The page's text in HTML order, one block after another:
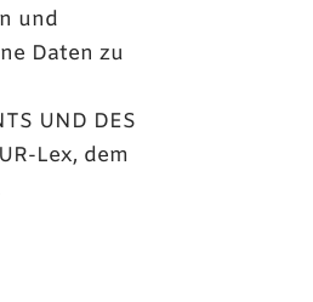
und
Daten zu
UND DES
Lex, dem